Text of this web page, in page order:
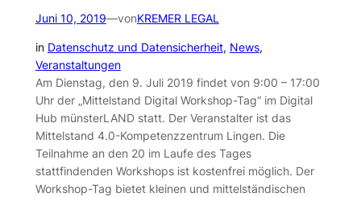
Juni 10, 2019—vonKREMER LEGAL
in Datenschutz und Datensicherheit, News
Veranstaltungen
Am Dienstag, den 9. Juli 2019 findet von 9:00 – 17:00
Uhr der „Mittelstand Digital Workshop-Tag“ im Digital
Hub münsterLAND statt. Der Veranstalter ist das
Mittelstand 4.0-Kompetenzzentrum Lingen. Die
Teilnahme an den 20 im Laufe des Tages
stattfindenden Workshops ist kostenfrei möglich. Der
Workshop-Tag bietet kleinen und mittelständischen